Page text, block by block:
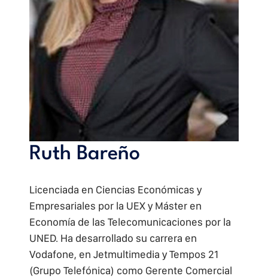
Ruth Bareño
Licenciada en Ciencias Económicas y
Empresariales por la UEX y Máster en
Economía de las Telecomunicaciones por la
UNED. Ha desarrollado su carrera en
Vodafone, en Jetmultimedia y Tempos 21
(Grupo Telefónica) como Gerente Comercial